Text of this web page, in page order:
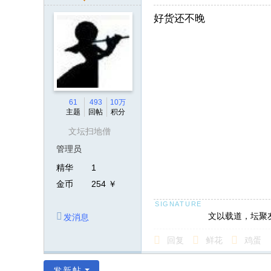
61
主题
493
回帖
10万
积分
文坛扫地僧
管理员
精华
1
金币
254 ￥
发消息
好货还不晚
文以载道，坛聚
回复 鲜花 鸡蛋